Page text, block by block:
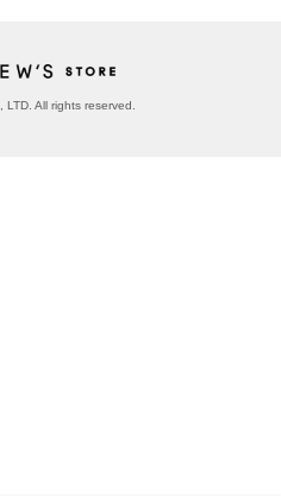
LTD. All rights reserved.